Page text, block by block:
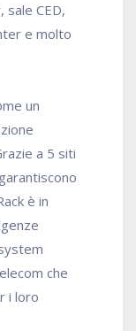
CED,
e molto
un
a 5 siti
è in
che
i loro